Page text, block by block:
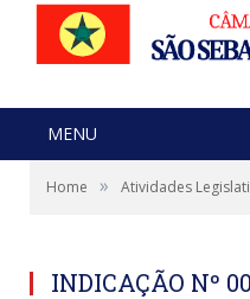
MENU
Home » Atividades
INDICAÇÃO Nº